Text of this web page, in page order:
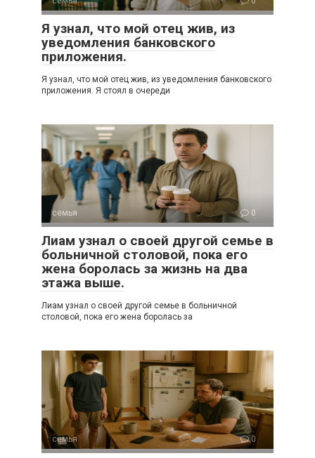
Я узнал, что мой отец жив, из
уведомления банковского
приложения.
Я узнал, что мой отец жив, из уведомления банковского
приложения. Я стоял в очереди
семья 0
Лиам узнал о своей другой семье в
больничной столовой, пока его
жена боролась за жизнь на два
этажа выше.
Лиам узнал о своей другой семье в больничной
столовой, пока его жена боролась за
семья 0